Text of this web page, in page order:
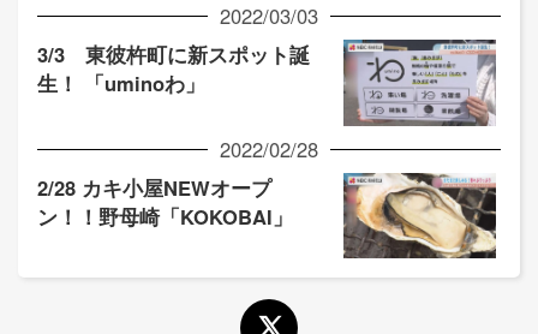
2022/03/03
3/3 東彼杵町に新スポット誕
生！ 「uminoわ」
2022/02/28
2/28 カキ小屋NEWオープ
ン！！野母崎「KOKOBAI」